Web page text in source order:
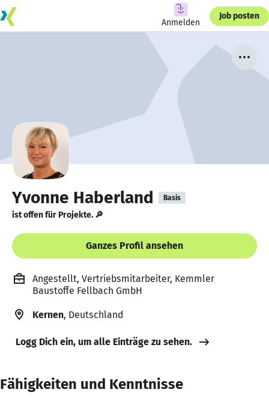
Anmelden
Job posten
Yvonne Haberland Basis
ist offen für Projekte. 🔎
Ganzes Profil ansehen
Angestellt, Vertriebsmitarbeiter, Kemmler
Baustoffe Fellbach GmbH
Kernen, Deutschland
Logg Dich ein, um alle Einträge zu sehen.
Fähigkeiten und Kenntnisse